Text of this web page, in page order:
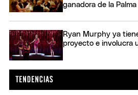
ganadora de la
Ryan Murphy ya
proyecto e involucra